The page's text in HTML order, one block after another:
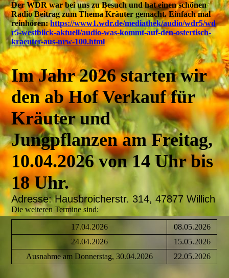
Der WDR war bei uns zu Besuch und hat einen schönen
Radio Beitrag zum Thema Kräuter gemacht. Einfach mal
reinhören:https://www1.wdr.de/mediathek/audio/wdr5/wd
r5-westblick-aktuell/audio-was-kommt-auf-den-ostertisch-
kraeuter-aus-nrw-100.html
Im Jahr 2026 starten wir
den ab Hof Verkauf für
Kräuter und
Jungpflanzen am Freitag,
10.04.2026 von 14 Uhr bis
18 Uhr.
Adresse: Hausbroicherstr. 314, 47877 Willich
Die weiteren Termine sind:
17.04.2026
08.05.2026
24.04.2026
15.05.2026
Ausnahme am Donnerstag, 30.04.2026
22.05.2026